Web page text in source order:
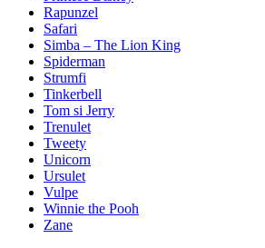
Rapunzel
Safari
Simba – The Lion King
Spiderman
Strumfi
Tinkerbell
Tom si Jerry
Trenulet
Tweety
Unicorn
Ursulet
Vulpe
Winnie the Pooh
Zane